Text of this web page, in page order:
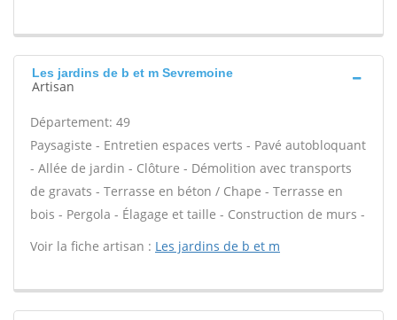
Les jardins de b et m Sevremoine
Artisan
Département: 49
Paysagiste - Entretien espaces verts - Pavé autobloquant
- Allée de jardin - Clôture - Démolition avec transports
de gravats - Terrasse en béton / Chape - Terrasse en
bois - Pergola - Élagage et taille - Construction de murs -
Voir la fiche artisan : Les jardins de b et m